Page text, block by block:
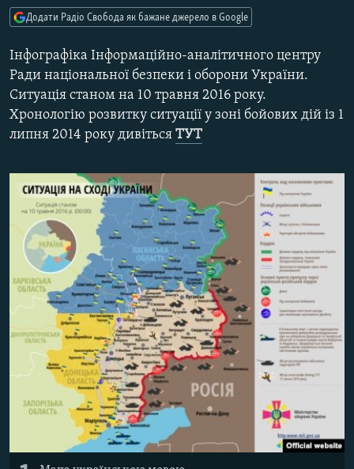
Перейти
до
пошуку
СУСПІЛЬСТВО
СПОРТ
УКРАЇНА
ДОНБАС.РЕАЛІЇ
ТИ ЯК?
СХЕМИ
КИТАЙ.ВИКЛИКИ
ФОТО
СПЕЦПРОЄКТИ
ПОДКАСТИ
КРИМ РЕАЛІЇ
УКР
КТАТ
ДОЛУЧАЙСЯ!
Інфографіка Інформаційно-аналітичного центру
Ради національної безпеки і оборони України.
Ситуація станом на 10 травня 2016 року.
Хронологію розвитку ситуації у зоні бойових дій із 1
липня 2014 року дивіться ТУТ
Додати Радіо Свобода як бажане джерело в Google